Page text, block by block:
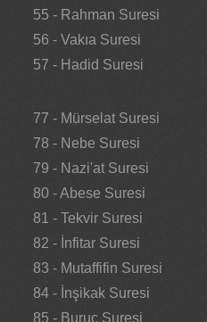
55 - Rahman Suresi
56 - Vakıa Suresi
57 - Hadid Suresi
77 - Mürselat Suresi
78 - Nebe Suresi
79 - Nazi'at Suresi
80 - Abese Suresi
81 - Tekvir Suresi
82 - İnfitar Suresi
83 - Mutaffifin Suresi
84 - İnşikak Suresi
85 - Buruc Suresi